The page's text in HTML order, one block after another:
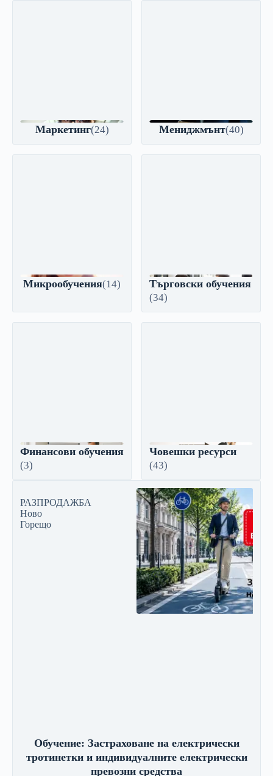
Маркетинг(24) Мениджмънт(40)
Микрообучения(14) Търговски обучения
(34)
Финансови обучения
(3)
Човешки ресурси
(43)
РАЗПРОДАЖБА
Ново
Горещо
Обучение: Застраховане на електрически
тротинетки и индивидуалните електрически
превозни средства